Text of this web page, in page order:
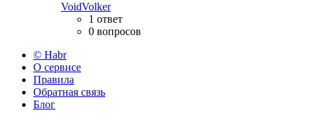
VoidVolker
1 ответ
0 вопросов
© Habr
О сервисе
Правила
Обратная связь
Блог